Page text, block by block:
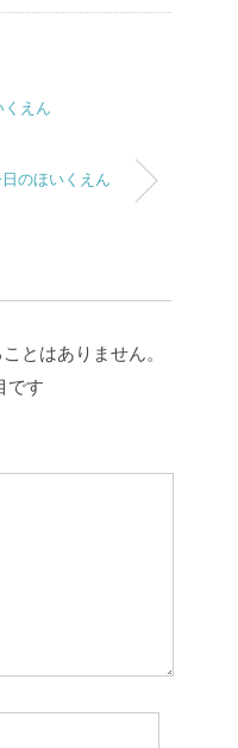
くえん
日のほいくえん
とはありません。
です